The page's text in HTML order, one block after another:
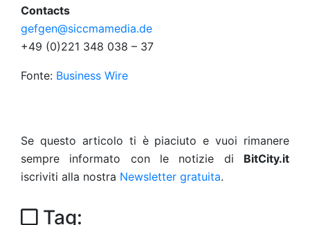
Contacts
gefgen@siccmamedia.de
+49 (0)221 348 038 – 37
Fonte: Business Wire
Se questo articolo ti è piaciuto e vuoi rimanere
sempre informato con le notizie di BitCity.it
iscriviti alla nostra Newsletter gratuita.
Tag: